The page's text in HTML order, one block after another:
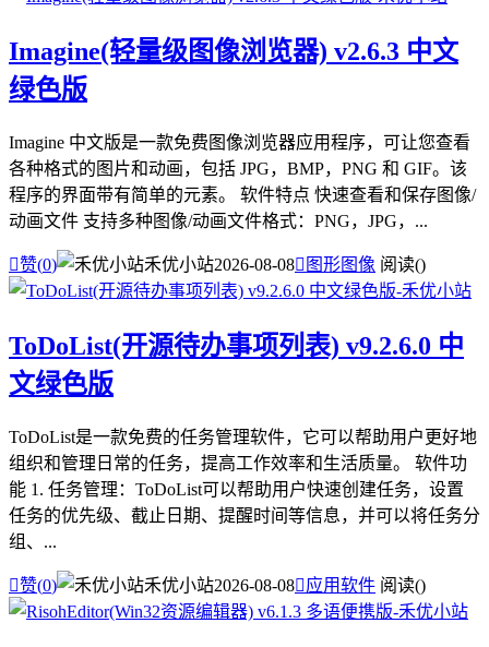
Imagine(轻量级图像浏览器) v2.6.3 中文
绿色版
Imagine 中文版是一款免费图像浏览器应用程序，可让您查看
各种格式的图片和动画，包括 JPG，BMP，PNG 和 GIF。该
程序的界面带有简单的元素。 软件特点 快速查看和保存图像/
动画文件 支持多种图像/动画文件格式：PNG，JPG，...
赞(0) 禾优小站2026-08-08 图形图像 阅读()
ToDoList(开源待办事项列表) v9.2.6.0 中
文绿色版
ToDoList是一款免费的任务管理软件，它可以帮助用户更好地
组织和管理日常的任务，提高工作效率和生活质量。 软件功
能 1. 任务管理：ToDoList可以帮助用户快速创建任务，设置
任务的优先级、截止日期、提醒时间等信息，并可以将任务分
组、...
赞(0) 禾优小站2026-08-08应用软件 阅读()